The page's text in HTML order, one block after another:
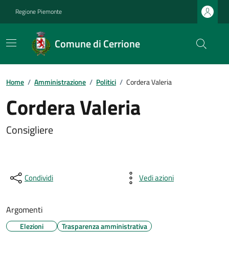
Regione Piemonte
Comune di Cerrione
Home / Amministrazione / Politici / Cordera Valeria
Cordera Valeria
Consigliere
Condividi Vedi azioni
Argomenti
Elezioni Trasparenza amministrativa